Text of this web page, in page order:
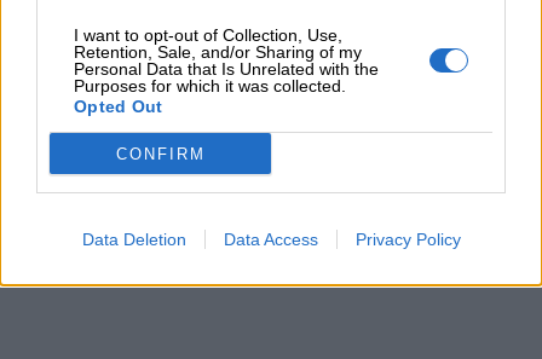
I want to opt-out of Collection, Use,
Retention, Sale, and/or Sharing of my
Personal Data that Is Unrelated with the
Purposes for which it was collected.
Opted Out
CONFIRM
Data Deletion Data Access Privacy Policy